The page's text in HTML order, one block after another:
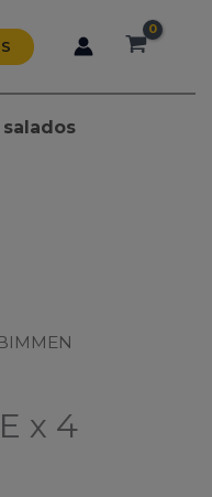
salados
x 4